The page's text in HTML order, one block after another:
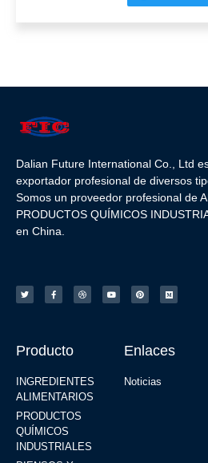
Dalian Future International Co., Ltd
exportador profesional de diversos
Somos un proveedor profesional de
PRODUCTOS QUÍMICOS
en China.
Producto
INGREDIENTES
ALIMENTARIOS
PRODUCTOS
QUÍMICOS
INDUSTRIALES
Enlaces
Noticias